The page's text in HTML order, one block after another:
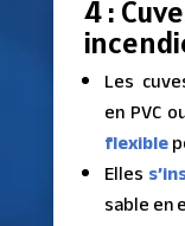
4 :
Les
en PVC
flexible
Elles
sable